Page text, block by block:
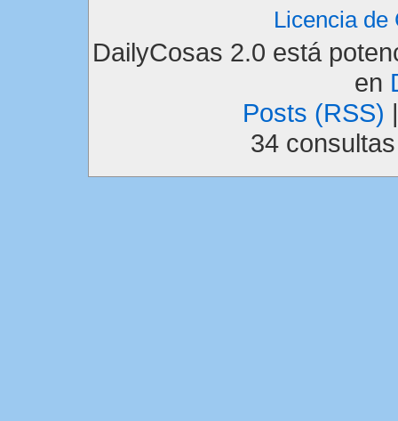
Licencia de
DailyCosas 2.0 está
en
Posts (RSS)
34